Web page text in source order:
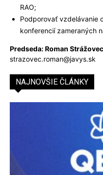
RAO;
Podporovať vzdelávanie
konferencií zameraných
Predseda: Roman Strážovec
strazovec.roman@javys.sk
NAJNOVŠIE ČLÁNKY